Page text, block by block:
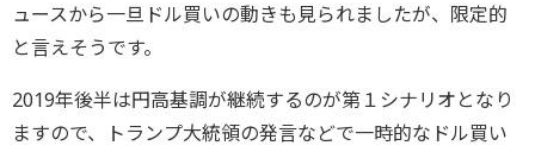
ュースから一旦ドル買いの動きも見られましたが、限定的
と言えそうです。
2019年後半は円高基調が継続するのが第１シナリオとなり
ますので、トランプ大統領の発言などで一時的なドル買い